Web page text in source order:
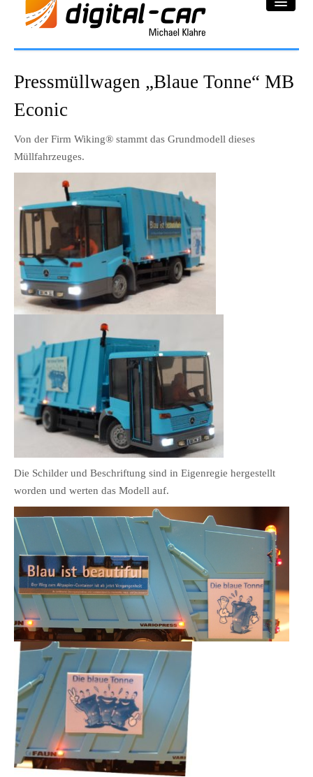
Downloadbereich
Impressum
Datenschutzerklärung
Pressmüllwagen „Blaue Tonne“ MB
Econic
Von der Firm Wiking® stammt das Grundmodell dieses
Müllfahrzeuges.
Die Schilder und Beschriftung sind in Eigenregie hergestellt
worden und werten das Modell auf.